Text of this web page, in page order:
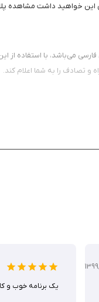
این خواهید داشت مشاهده
می‌باشد، با استفاده از
تصادف را به شما اعلام کند.
و همچنین به صورت صوتی
یک برنامه خوب و